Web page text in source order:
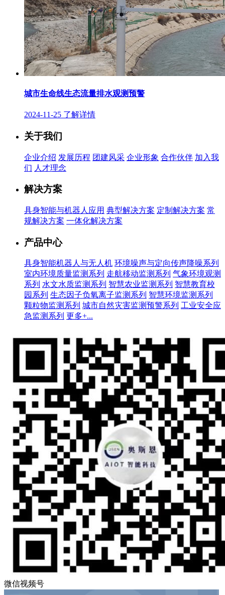
城市生命线生态流量排水观测预警
2024-11-25 了解详情
关于我们
企业介绍 发展历程 团建风采 企业形象 合作伙伴 加入我
们 人才理念
解决方案
具身智能与机器人应用 典型解决方案 定制解决方案 常
规解决方案 一体化解决方案
产品中心
具身智能机器人与无人机 环境噪声与定向传声降噪系列
室内环境质量监测系列 走航移动监测系列 气象环境观测
系列 水文水质监测系列 智慧农业监测系列 智慧教育校
园系列 生态因子负氧离子监测系列 智慧环境监测系列
颗粒物监测系列 城市自然灾害监测预警系列 工业安全应
急监测系列 更多+...
微信视频号